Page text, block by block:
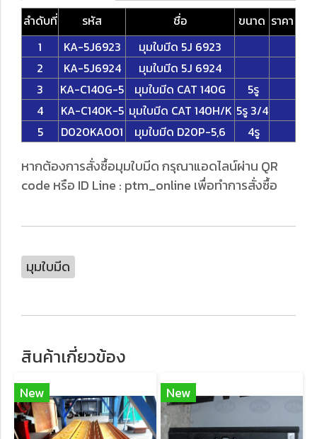
ลำดับที่ รหัส ชื่อ ขนาด ราคา
1
KA-5J6923
มุมใบมีด 5J 6923
2
KA-5J6924
มุมใบมีด 5J 6924
3
KA-C140G-5 มุมใบมีด CAT 140G
5รู
4
KA-C140K-5 มุมใบมีด CAT 140H/K 5รู 3/4
5
D020KA001 มุมใบมีด D20P-5,6 4รู
หากต้องการสั่งซื้อมุมใบมีด กรุณาแอดไลน์ผ่าน QR
code หรือ ID Line : ptm_online เพื่อทำการสั่งซื้อ
มุมใบมีด
สินค้าเกี่ยวข้อง
New New